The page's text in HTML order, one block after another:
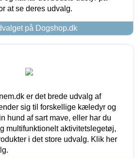
at se deres udvalg.
på Dogshop.dk
er det brede udvalg af
sig til forskellige kæledyr og
hund af sart mave, eller har du
multifunktionelt aktivitetslegetøj,
i det store udvalg. Klik her